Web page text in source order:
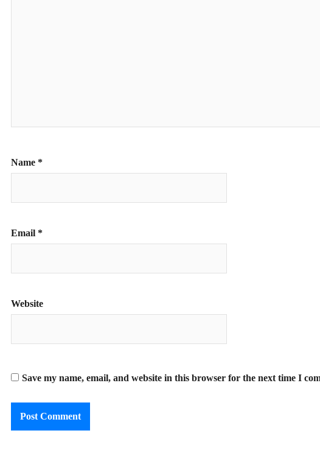
Name *
Email *
Website
Save my name, email, and website in this browser for the next time I